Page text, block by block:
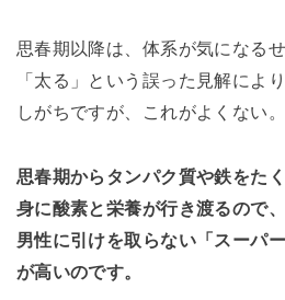
思春期以降は、体系が気になる
「太る」という誤った見解によ
しがちですが、これがよくない。
思春期からタンパク質や鉄をた
身に酸素と栄養が行き渡るので
男性に引けを取らない「スーパ
が高いのです。